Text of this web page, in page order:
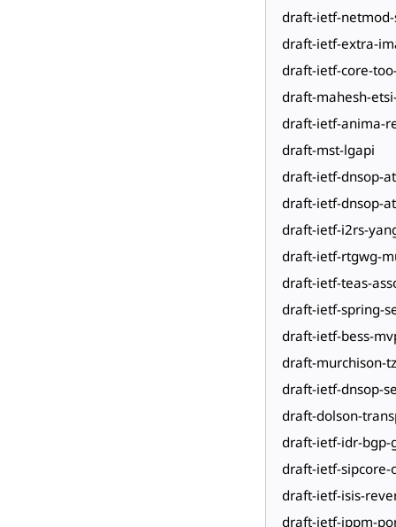
draft-ietf-
draft-ietf-extra-
draft-ietf-core-
draft-mahesh-
draft-ietf-anima-
draft-mst-lgapi
draft-ietf-dnsop-
draft-ietf-dnsop-
draft-ietf-i2rs-
draft-ietf-rtgwg-
draft-ietf-teas-
draft-ietf-spring-
draft-ietf-bess-
draft-murchison-
draft-ietf-dnsop-
draft-dolson-
draft-ietf-idr-bgp-
draft-ietf-
draft-ietf-isis-
draft-ietf-ippm-